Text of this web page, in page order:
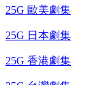
25G 歐美劇集
25G 日本劇集
25G 香港劇集